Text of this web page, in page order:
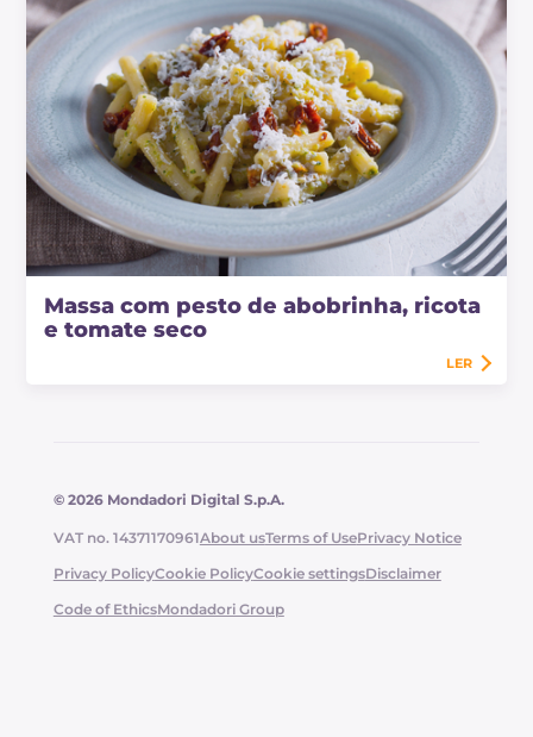
Massa com pesto de abobrinha, ricota
e tomate seco
LER
© 2026 Mondadori Digital S.p.A.
VAT no. 14371170961About usTerms of UsePrivacy Notice
Privacy PolicyCookie PolicyCookie settingsDisclaimer
Code of EthicsMondadori Group